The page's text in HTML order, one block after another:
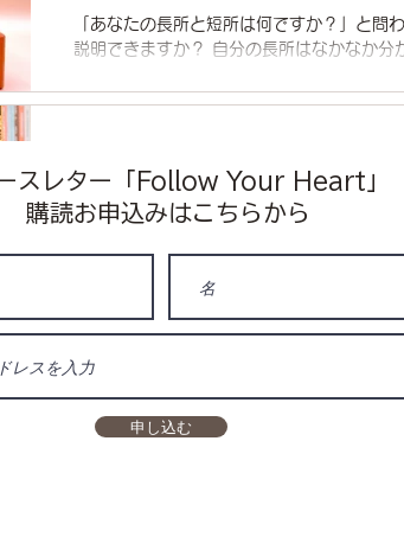
「あなたの長所と短所は何ですか？」と問
説明できますか？ 自分の長所はなかなか
〈7月開始アトラクション・
この記事は、 過去のニュースレターのア
配信当時のそのままを載せています。 こ
コーチングを学び始めてしばらくして、 「
の中に...
お知らせ
この記事は、 過去のニュースレターのア
2020年4月26日 読了時間: 4分
スレター「Follow Your Heart」
​購読お申込みはこちらから
申し込む